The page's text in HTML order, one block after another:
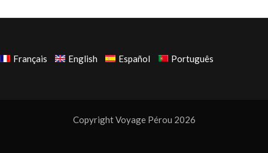
Français English Español Português
Copyright Voyage Pérou 2026